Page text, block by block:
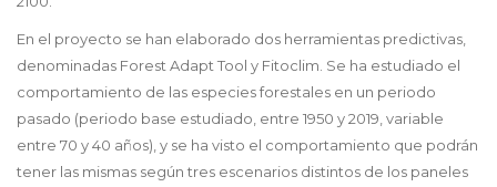
En el proyecto se han elaborado dos herramientas predictivas,
denominadas Forest Adapt Tool y Fitoclim. Se ha estudiado el
comportamiento de las especies forestales en un periodo
pasado (periodo base estudiado, entre 1950 y 2019, variable
entre 70 y 40 años), y se ha visto el comportamiento que podrán
tener las mismas según tres escenarios distintos de los paneles